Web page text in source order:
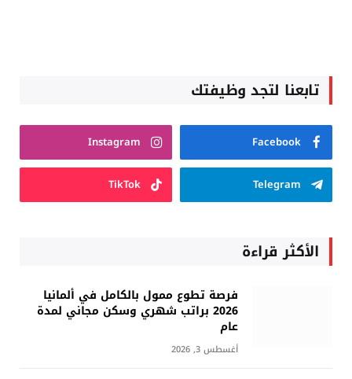
تابعنا لتجد وظيفتك
Facebook
Instagram
Telegram
TikTok
الأكثر قراءة
فرصة تطوع ممول بالكامل في ألمانيا
2026 براتب شهري وسكن مجاني لمدة
عام
أغسطس 3, 2026